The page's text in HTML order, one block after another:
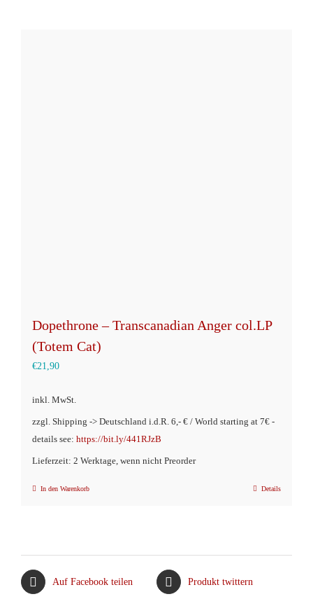
Dopethrone – Transcanadian Anger col.LP
(Totem Cat)
€21,90
inkl. MwSt.
zzgl. Shipping -> Deutschland i.d.R. 6,- € / World starting at 7€ -
details see: https://bit.ly/441RJzB
Lieferzeit: 2 Werktage, wenn nicht Preorder
In den Warenkorb Details
Auf Facebook teilen Produkt twittern